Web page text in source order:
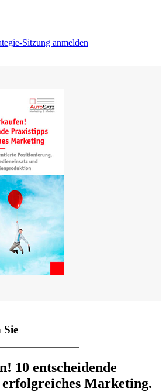
Sitzung anmelden
Sie
10 entscheidende
Marketing.